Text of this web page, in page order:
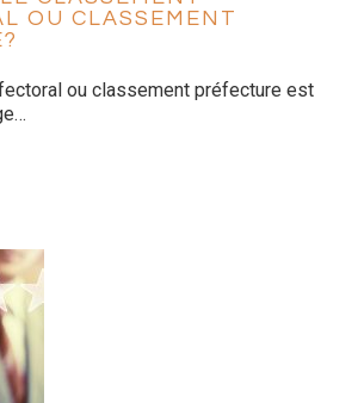
OU CLASSEMENT
ou classement préfecture est